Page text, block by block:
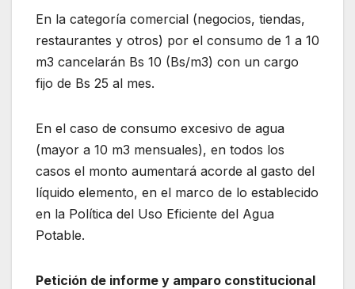
En la categoría comercial (negocios, tiendas,
restaurantes y otros) por el consumo de 1 a 10
m3 cancelarán Bs 10 (Bs/m3) con un cargo
fijo de Bs 25 al mes.
En el caso de consumo excesivo de agua
(mayor a 10 m3 mensuales), en todos los
casos el monto aumentará acorde al gasto del
líquido elemento, en el marco de lo establecido
en la Política del Uso Eficiente del Agua
Potable.
Petición de informe y amparo constitucional